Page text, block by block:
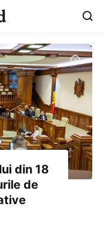
din 18
de